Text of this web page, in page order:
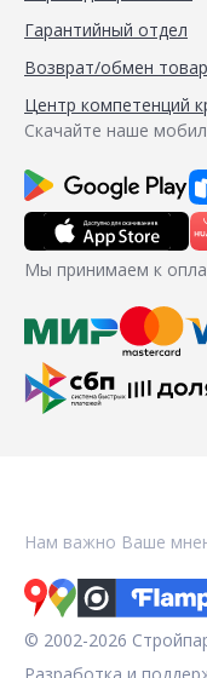
Гарантийный отдел
Возврат/обмен
Центр компетенций
Скачайте наше
Мы принимаем к
Нам важно Ваше
© 2002-2026